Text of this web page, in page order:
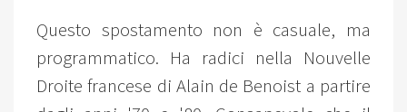
Questo spostamento non è casuale, ma
programmatico. Ha radici nella Nouvelle
Droite francese di Alain de Benoist a partire